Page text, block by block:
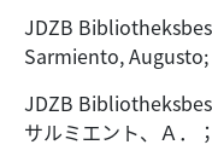
JDZB
Sarmiento,
JDZB
サルミエント、Ａ．